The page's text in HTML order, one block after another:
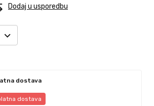
Dodaj u usporedbu
dostava
dostava